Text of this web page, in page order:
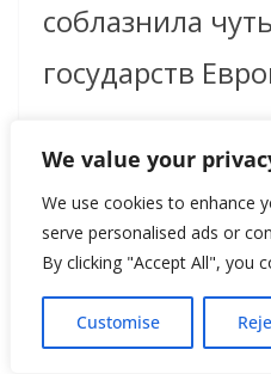
We value your
We use cookies to enhance
serve personalised ads or
By clicking "Accept All", you
Customise
соблазнила
государств
наследника
престола,
королем
императора